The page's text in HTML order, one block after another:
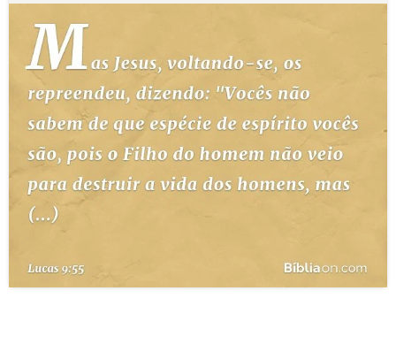
ESTUDOS BÍBLICOS
ESBOÇOS DE PREGAÇÃO
TEMAS
PERGUNTE À BÍBLIA
TERMO BÍBLICO
QUEM SOMOS